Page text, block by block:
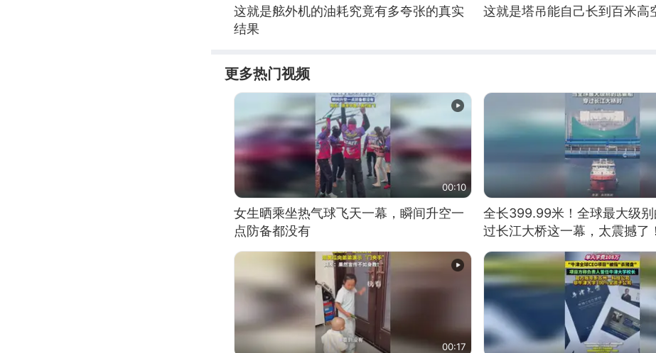
这就是舷外机的油耗究竟有多夸张的真实
结果
这就是塔吊能自己长到百米高
更多热门视频
00:10
女生晒乘坐热气球飞天一幕，瞬间升空一
点防备都没有
全长399.99米！全球最大级别
过长江大桥这一幕，太震撼了！
00:17